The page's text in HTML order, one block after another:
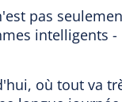
pas
intelligents
où tout va